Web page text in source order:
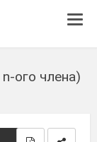
ого члена)